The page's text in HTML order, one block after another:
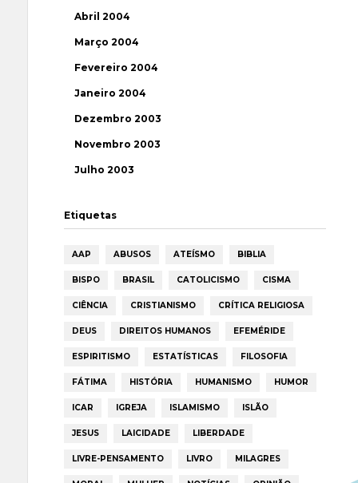
Abril 2004
Março 2004
Fevereiro 2004
Janeiro 2004
Dezembro 2003
Novembro 2003
Julho 2003
Etiquetas
AAP ABUSOS ATEÍSMO BIBLIA
BISPO BRASIL CATOLICISMO CISMA
CIÊNCIA CRISTIANISMO CRÍTICA RELIGIOSA
DEUS DIREITOS HUMANOS EFEMÉRIDE
ESPIRITISMO ESTATÍSTICAS FILOSOFIA
FÁTIMA HISTÓRIA HUMANISMO HUMOR
ICAR IGREJA ISLAMISMO ISLÃO
JESUS LAICIDADE LIBERDADE
LIVRE-PENSAMENTO LIVRO MILAGRES